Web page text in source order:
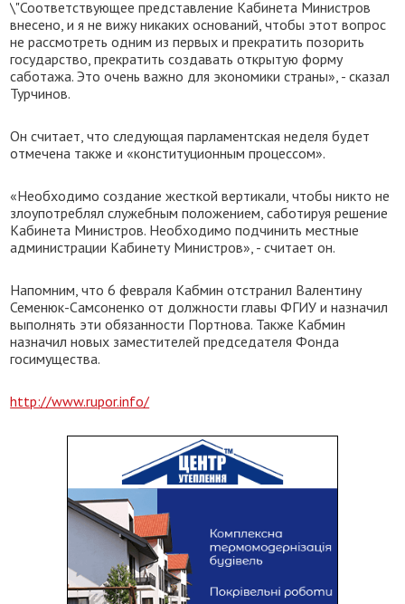
\"Соответствующее представление Кабинета Министров
внесено, и я не вижу никаких оснований, чтобы этот вопрос
не рассмотреть одним из первых и прекратить позорить
государство, прекратить создавать открытую форму
саботажа. Это очень важно для экономики страны», - сказал
Турчинов.
Он считает, что следующая парламентская неделя будет
отмечена также и «конституционным процессом».
«Необходимо создание жесткой вертикали, чтобы никто не
злоупотреблял служебным положением, саботируя решение
Кабинета Министров. Необходимо подчинить местные
администрации Кабинету Министров», - считает он.
Напомним, что 6 февраля Кабмин отстранил Валентину
Семенюк-Самсоненко от должности главы ФГИУ и назначил
выполнять эти обязанности Портнова. Также Кабмин
назначил новых заместителей председателя Фонда
госимущества.
http://www.rupor.info/